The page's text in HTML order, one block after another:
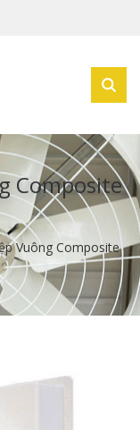
Composite
Vuông Composite